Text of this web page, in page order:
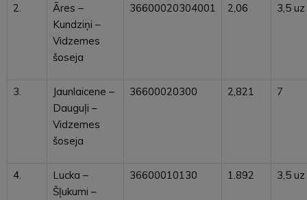
2.
Āres –
Kundziņi –
Vidzemes
šoseja
36600020304001 2,06 3,5
3.
Jaunlaicene –
Dauguļi –
Vidzemes
šoseja
36600020300 2,821 7
4.
Lucka –
Šļukumi –
36600010130 1.892 3,5